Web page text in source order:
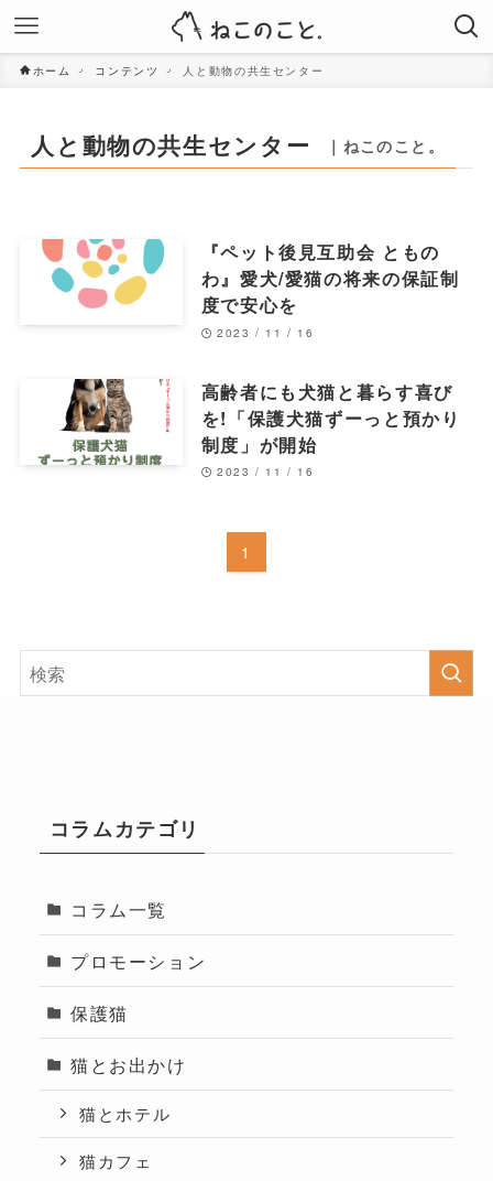
ホーム コンテンツ 人と動物の共生センター
人と動物の共生センター ｜ねこのこと。
『ペット後見互助会 ともの
わ』愛犬/愛猫の将来の保証制
度で安心を
2023 / 11 / 16
高齢者にも犬猫と暮らす喜び
を!「保護犬猫ずーっと預かり
制度」が開始
2023 / 11 / 16
1
コラムカテゴリ
コラム一覧
プロモーション
保護猫
猫とお出かけ
猫とホテル
猫カフェ